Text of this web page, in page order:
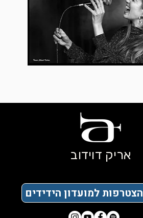
אריק דוידוב
למועדון הידידים